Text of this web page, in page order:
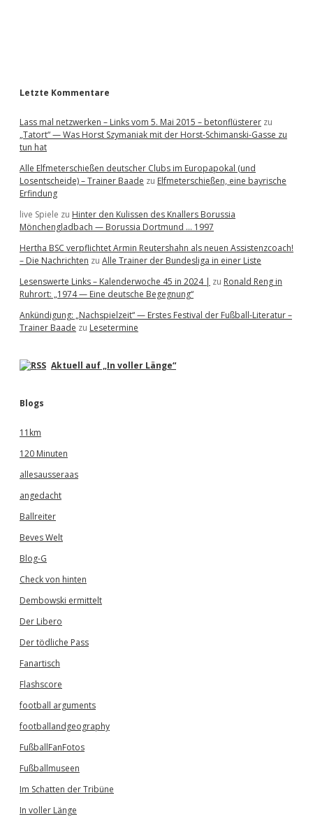
Letzte Kommentare
Lass mal netzwerken – Links vom 5. Mai 2015 – betonflüsterer zu
„Tatort“ — Was Horst Szymaniak mit der Horst-Schimanski-Gasse zu
tun hat
Alle Elfmeterschießen deutscher Clubs im Europapokal (und
Losentscheide) – Trainer Baade zu Elfmeterschießen, eine bayrische
Erfindung
live Spiele zu Hinter den Kulissen des Knallers Borussia
Mönchengladbach — Borussia Dortmund … 1997
Hertha BSC verpflichtet Armin Reutershahn als neuen Assistenzcoach!
– Die Nachrichten zu Alle Trainer der Bundesliga in einer Liste
Lesenswerte Links – Kalenderwoche 45 in 2024 | zu Ronald Reng in
Ruhrort: „1974 — Eine deutsche Begegnung“
Ankündigung: „Nachspielzeit“ — Erstes Festival der Fußball-Literatur –
Trainer Baade zu Lesetermine
Aktuell auf „In voller Länge“
Blogs
11km
120 Minuten
allesausseraas
angedacht
Ballreiter
Beves Welt
Blog-G
Check von hinten
Dembowski ermittelt
Der Libero
Der tödliche Pass
Fanartisch
Flashscore
football arguments
footballandgeography
FußballFanFotos
Fußballmuseen
Im Schatten der Tribüne
In voller Länge